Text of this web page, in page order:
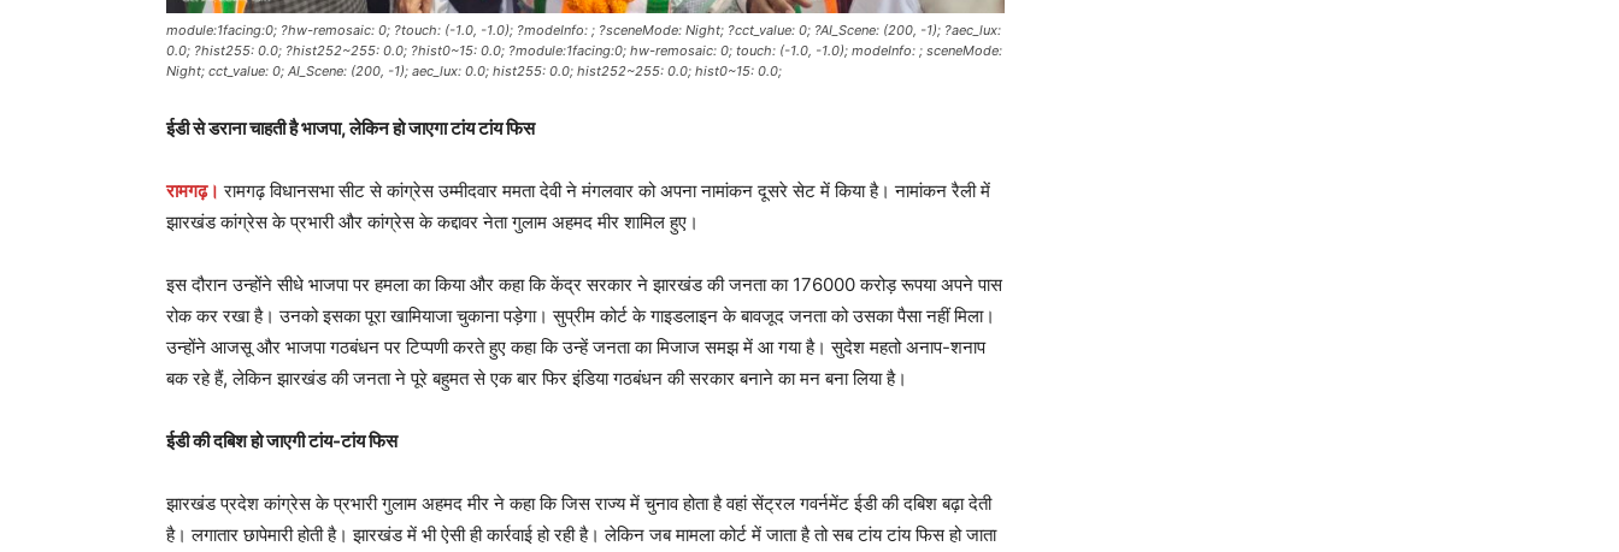
module:1facing:0; ?hw-remosaic: 0; ?touch: (-1.0, -1.0); ?modeInfo: ; ?sceneMode: Night; ?cct_value: 0; ?AI_Scene: (200, -1); ?aec_lux:
0.0; ?hist255: 0.0; ?hist252~255: 0.0; ?hist0~15: 0.0; ?module:1facing:0; hw-remosaic: 0; touch: (-1.0, -1.0); modeInfo: ; sceneMode:
Night; cct_value: 0; AI_Scene: (200, -1); aec_lux: 0.0; hist255: 0.0; hist252~255: 0.0; hist0~15: 0.0;
ईडी से डराना चाहती है भाजपा, लेकिन हो जाएगा टांय टांय फिस
रामगढ़। रामगढ़ विधानसभा सीट से कांग्रेस उम्मीदवार ममता देवी ने मंगलवार को अपना नामांकन दूसरे सेट में किया है। नामांकन रैली में
झारखंड कांग्रेस के प्रभारी और कांग्रेस के कद्दावर नेता गुलाम अहमद मीर शामिल हुए।
इस दौरान उन्होंने सीधे भाजपा पर हमला का किया और कहा कि केंद्र सरकार ने झारखंड की जनता का 176000 करोड़ रूपया अपने पास
रोक कर रखा है। उनको इसका पूरा खामियाजा चुकाना पड़ेगा। सुप्रीम कोर्ट के गाइडलाइन के बावजूद जनता को उसका पैसा नहीं मिला।
उन्होंने आजसू और भाजपा गठबंधन पर टिप्पणी करते हुए कहा कि उन्हें जनता का मिजाज समझ में आ गया है। सुदेश महतो अनाप-शनाप
बक रहे हैं, लेकिन झारखंड की जनता ने पूरे बहुमत से एक बार फिर इंडिया गठबंधन की सरकार बनाने का मन बना लिया है।
ईडी की दबिश हो जाएगी टांय-टांय फिस
झारखंड प्रदेश कांग्रेस के प्रभारी गुलाम अहमद मीर ने कहा कि जिस राज्य में चुनाव होता है वहां सेंट्रल गवर्नमेंट ईडी की दबिश बढ़ा देती
है। लगातार छापेमारी होती है। झारखंड में भी ऐसी ही कार्रवाई हो रही है। लेकिन जब मामला कोर्ट में जाता है तो सब टांय टांय फिस हो जाता